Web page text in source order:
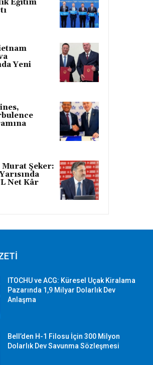
Eğitim
Yeni
Murat Şeker:
Net Kâr
ITOCHU ve ACG: Küresel Uçak Kiralama
Pazarında 1,9 Milyar Dolarlık Dev
Anlaşma
Bell’den H-1 Filosu İçin 300 Milyon
Dolarlık Dev Savunma Sözleşmesi